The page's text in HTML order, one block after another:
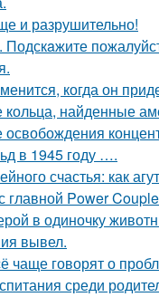
и разрушительно!
когда он
найденные
в 1945 году ….
счастья: как
главной Power
в одиночку
вывел.
чаще говорят о
среди